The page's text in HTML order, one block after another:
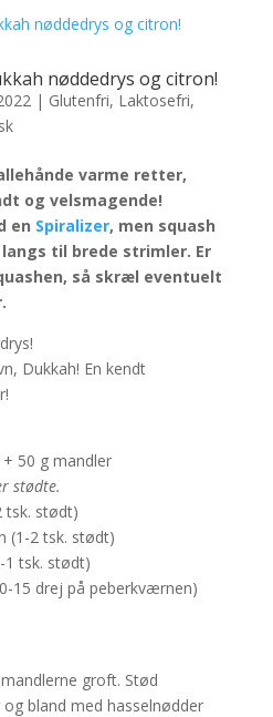
nøddedrys og citron!
| Glutenfri, Laktosefri,
varme retter,
og velsmagende!
en Spiralizer, men squash
til brede strimler. Er
så skræl eventuelt
Dukkah! En kendt
50 g mandler
stødte.
tsk. stødt)
(1-2 tsk. stødt)
1 tsk. stødt)
15 drej på peberkværnen)
groft. Stød
bland med hasselnødder